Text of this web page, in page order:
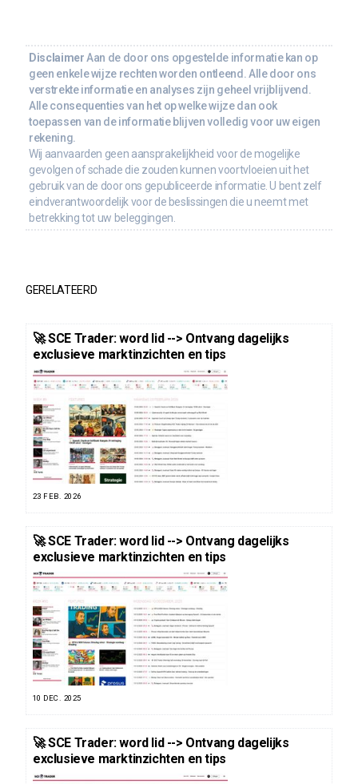
DisclaimerAan de door ons opgestelde informatie kan op
geen enkele wijze rechten worden ontleend. Alle door ons
verstrekte informatie en analyses zijn geheel vrijblijvend.
Alle consequenties van het op welke wijze dan ook
toepassen van de informatie blijven volledig voor uw eigen
rekening.
Wij aanvaarden geen aansprakelijkheid voor de mogelijke
gevolgen of schade die zouden kunnen voortvloeien uit het
gebruik van de door ons gepubliceerde informatie. U bent zelf
eindverantwoordelijk voor de beslissingen die u neemt met
betrekking tot uw beleggingen.
GERELATEERD
🚀 SCE Trader: word lid --> Ontvang dagelijks
exclusieve marktinzichten en tips
23 FEB. 2026
🚀 SCE Trader: word lid --> Ontvang dagelijks
exclusieve marktinzichten en tips
10 DEC. 2025
🚀 SCE Trader: word lid --> Ontvang dagelijks
exclusieve marktinzichten en tips